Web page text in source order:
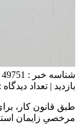
بازدید | تعداد دیدگاه :
طبق قانون کار،